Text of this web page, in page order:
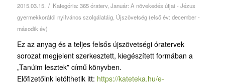
2015.03.15. / Kategória: 365 óraterv, Január: A növekedés útjai - Jézus
gyermekkorától nyilvános szolgálatáig, Újszövetség (első év: december -
második év)
Ez az anyag és a teljes felsős újszövetségi óratervek
sorozat megjelent szerkesztett, kiegészített formában a
„Tanúim lesztek” című könyvben.
Előfizetőink letölthetik itt: https://kateteka.hu/e-